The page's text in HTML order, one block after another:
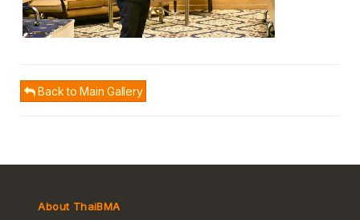
Back to Main Gallery
About ThaiBMA